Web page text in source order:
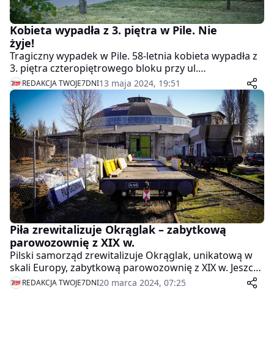
Kobieta wypadła z 3. piętra w Pile. Nie
żyje!
Tragiczny wypadek w Pile. 58-letnia kobieta wypadła z
3. piętra czteropiętrowego bloku przy ul.
Malczewskiego w Pile.
REDAKCJA TWOJE7DNI13 maja 2024, 19:51
Piła zrewitalizuje Okrąglak – zabytkową
parowozownię z XIX w.
Pilski samorząd zrewitalizuje Okrąglak, unikatową w
skali Europy, zabytkową parowozownię z XIX w. Jeszcze
w tym roku obiekt przekaże samorządowi spółka PKP
S.A.
REDAKCJA TWOJE7DNI20 marca 2024, 07:25